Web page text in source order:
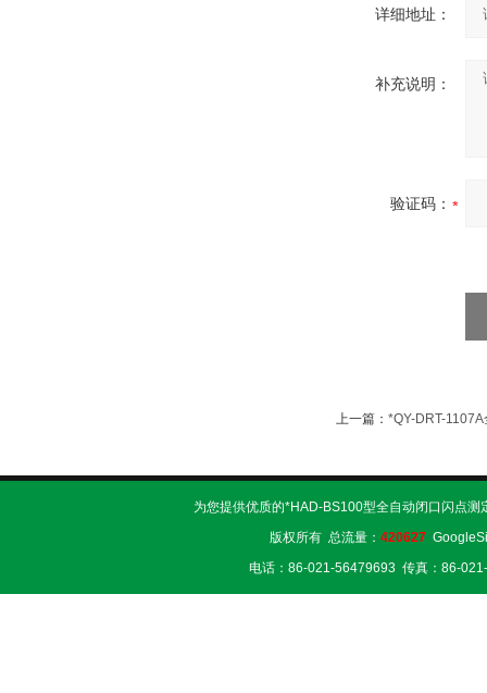
详细地址：
补充说明：
验证码：
上一篇： *QY-DRT-
为您提供优质的*HAD-BS100型全自动闭口闪点
版权所有 总流量： 420627
电话：86-021-56479693 传真：86-